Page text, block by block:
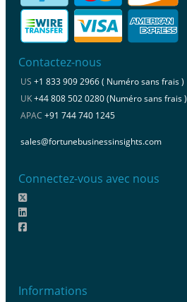
Contactez-nous
US +1 833 909 2966 ( Numéro sans frais )
UK+44 808 502 0280 (Numéro sans frais )
APAC +91 744 740 1245
sales@fortunebusinessinsights.com
Connectez-vous avec nous
Informations